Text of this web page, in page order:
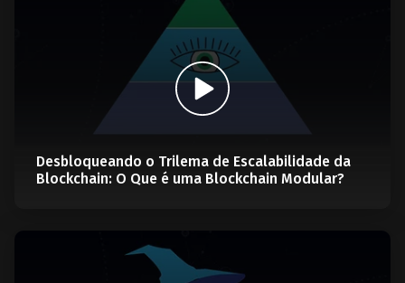
Desbloqueando o Trilema de Escalabilidade da
Blockchain: O Que é uma Blockchain Modular?